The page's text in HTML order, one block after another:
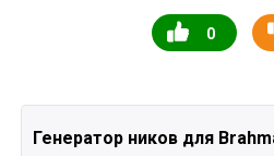
0
Генератор ников для